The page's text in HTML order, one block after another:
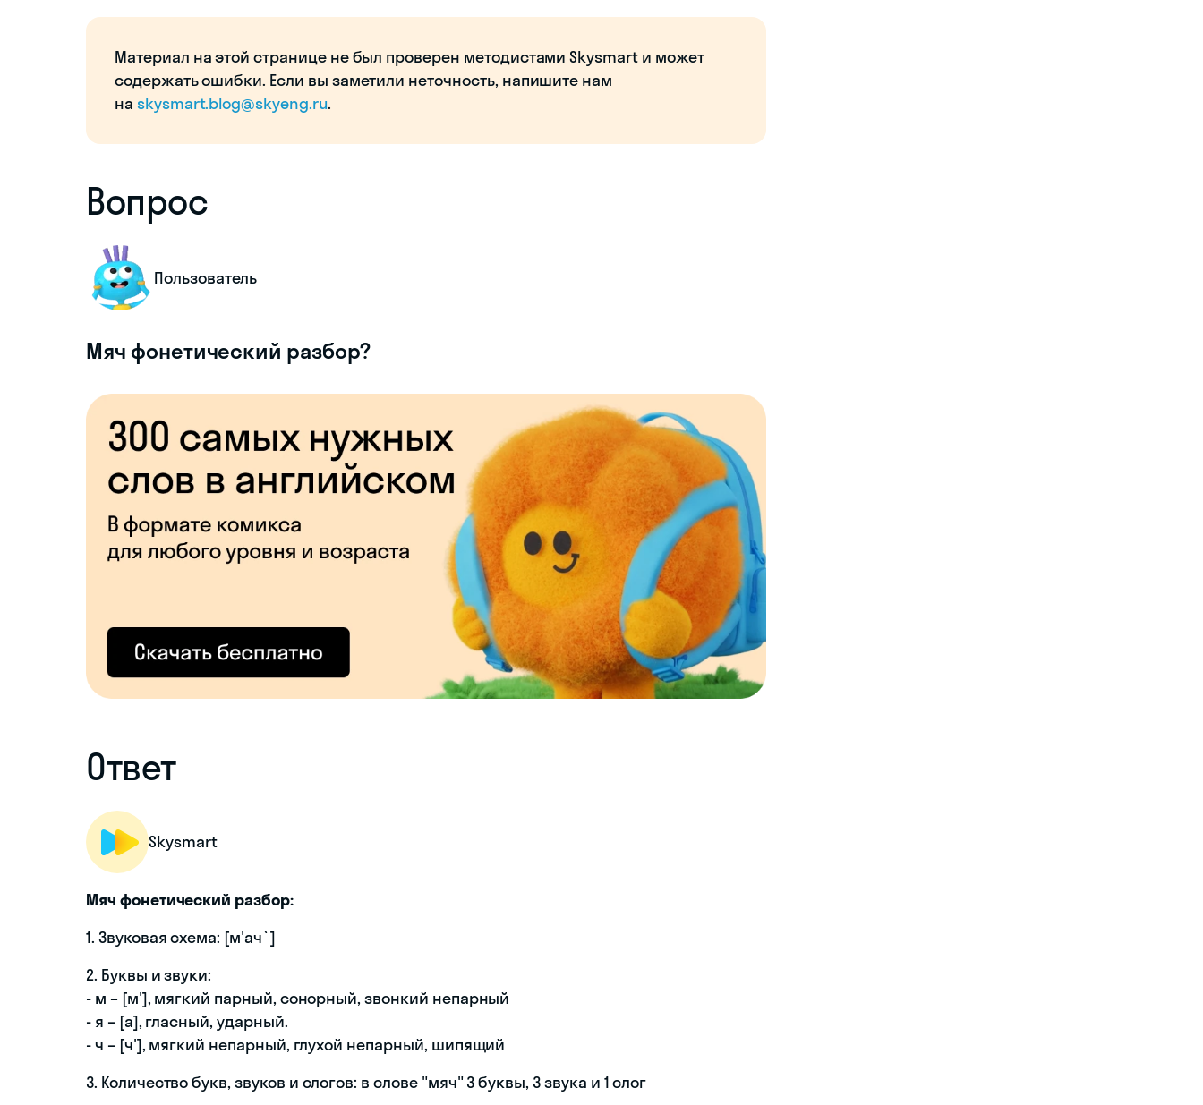
Материал на этой странице не был проверен методистами Skysmart и может
содержать ошибки. Если вы заметили неточность, напишите нам
на skysmart.blog@skyeng.ru.
Вопрос
Пользователь
Мяч фонетический разбор?
Ответ
Skysmart
Мяч фонетический разбор:
1. Звуковая схема: [м'ач`]
2. Буквы и звуки:
- м – [м'], мягкий парный, сонорный, звонкий непарный
- я – [а], гласный, ударный.
- ч – [ч'], мягкий непарный, глухой непарный, шипящий
3. Количество букв, звуков и слогов: в слове "мяч" 3 буквы, 3 звука и 1 слог